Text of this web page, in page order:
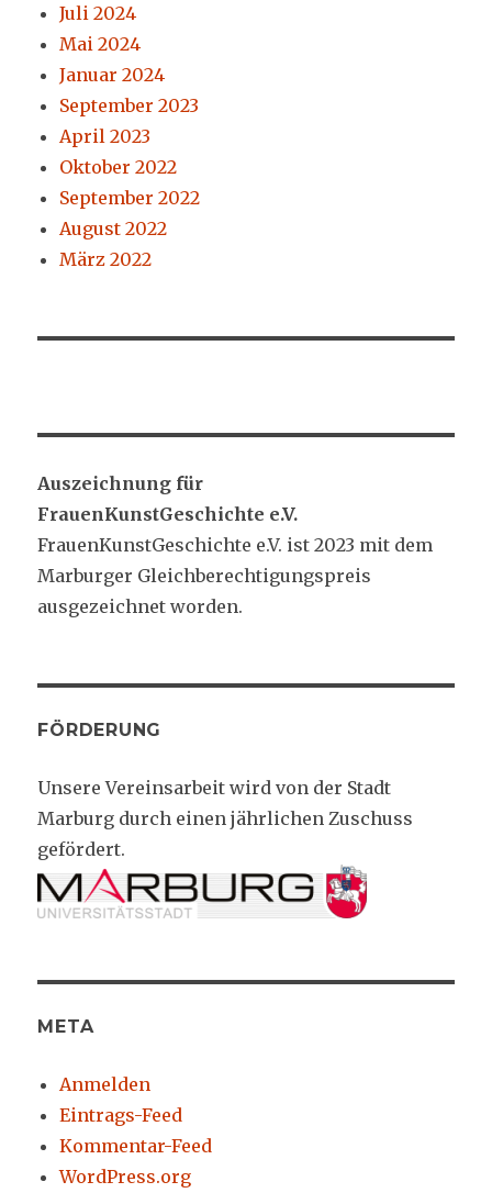
Juli 2024
Mai 2024
Januar 2024
September 2023
April 2023
Oktober 2022
September 2022
August 2022
März 2022
Auszeichnung für
FrauenKunstGeschichte e.V.
FrauenKunstGeschichte e.V. ist 2023 mit dem
Marburger Gleichberechtigungspreis
ausgezeichnet worden.
FÖRDERUNG
Unsere Vereinsarbeit wird von der Stadt
Marburg durch einen jährlichen Zuschuss
gefördert.
META
Anmelden
Eintrags-Feed
Kommentar-Feed
WordPress.org